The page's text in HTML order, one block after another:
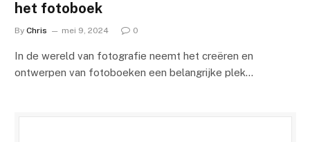
het fotoboek
By Chris mei 9, 2024 0
In de wereld van fotografie neemt het creëren en
ontwerpen van fotoboeken een belangrijke plek…